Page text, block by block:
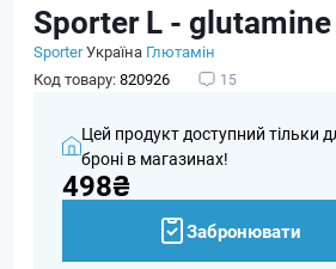
Sporter L -
SporterУкраїна Глютамін
Код товару:820926 15
Цей продукт доступний тільки
броні в магазинах!
498₴
Забронювати